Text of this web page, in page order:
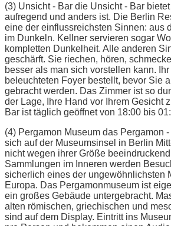
(3) Unsicht - Bar die Unsicht - Bar
aufregend und anders ist. Die Berlin
eine der einflussreichsten Sinnen: aus
im Dunkeln. Kellner servieren sogar
kompletten Dunkelheit. Alle anderen
geschärft. Sie riechen, hören,
besser als man sich vorstellen kann.
beleuchteten Foyer bestellt, bevor Sie
gebracht werden. Das Zimmer ist so
der Lage, Ihre Hand vor Ihrem Gesicht
Bar ist täglich geöffnet von 18:00 bis
(4) Pergamon Museum das Pergamon
sich auf der Museumsinsel in Berlin
nicht wegen ihrer Größe
Sammlungen im Inneren werden
sicherlich eines der ungewöhnlichsten
Europa. Das Pergamonmuseum ist
ein großes Gebäude untergebracht.
alten römischen, griechischen und
sind auf dem Display. Eintritt ins